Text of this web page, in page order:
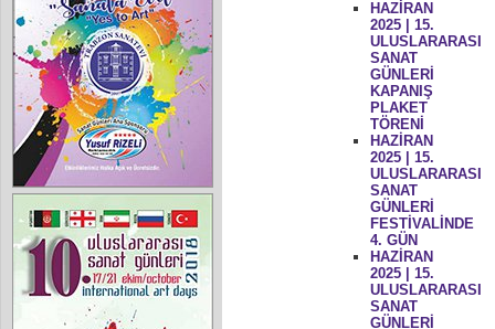
HAZİRAN
2025 | 15.
ULUSLARARASI
SANAT
GÜNLERİ
KAPANIŞ
PLAKET
TÖRENİ
HAZİRAN
2025 | 15.
ULUSLARARASI
SANAT
GÜNLERİ
FESTİVALİNDE
4. GÜN
HAZİRAN
2025 | 15.
ULUSLARARASI
SANAT
GÜNLERİ